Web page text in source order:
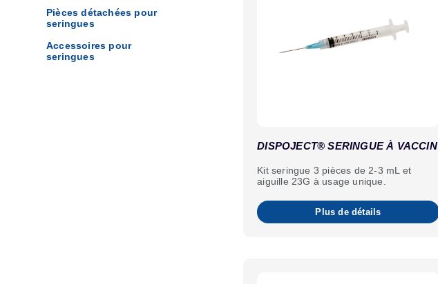
Pièces détachées pour
seringues
Accessoires pour
seringues
DISPOJECT® SERINGUE À VACCIN
Kit seringue 3 pièces de 2-3 mL et
aiguille 23G à usage unique.
Plus de détails